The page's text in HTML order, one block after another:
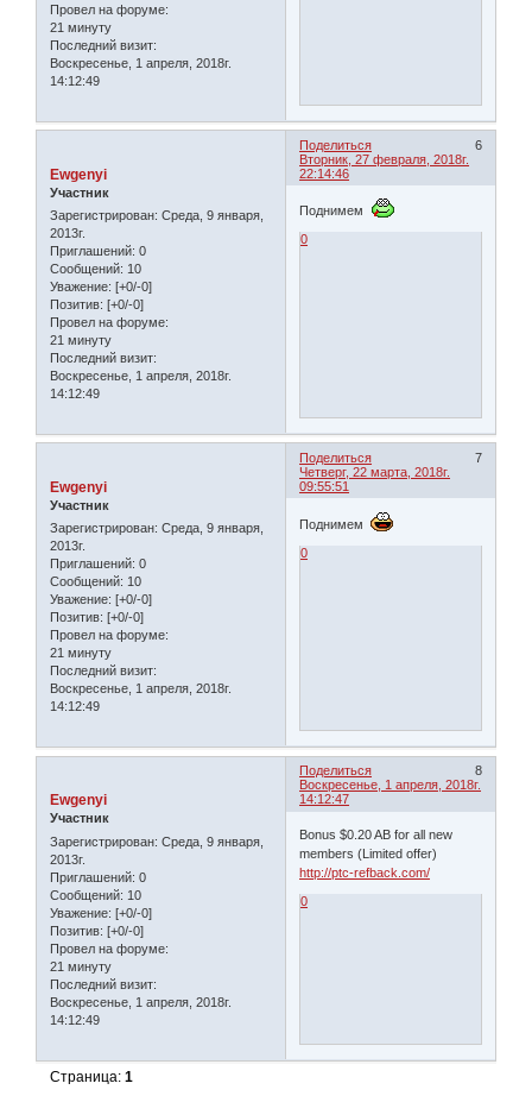
Провел на форуме:
21 минуту
Последний визит:
Воскресенье, 1 апреля, 2018г.
14:12:49
Поделиться
6
Вторник, 27 февраля, 2018г.
22:14:46
Ewgenyi
Участник
Зарегистрирован: Среда, 9 января,
2013г.
Приглашений: 0
Сообщений: 10
Уважение: [+0/-0]
Позитив: [+0/-0]
Провел на форуме:
21 минуту
Последний визит:
Воскресенье, 1 апреля, 2018г.
14:12:49
Поднимем
0
Поделиться
7
Четверг, 22 марта, 2018г.
09:55:51
Ewgenyi
Участник
Зарегистрирован: Среда, 9 января,
2013г.
Приглашений: 0
Сообщений: 10
Уважение: [+0/-0]
Позитив: [+0/-0]
Провел на форуме:
21 минуту
Последний визит:
Воскресенье, 1 апреля, 2018г.
14:12:49
Поднимем
0
Поделиться
8
Воскресенье, 1 апреля, 2018г.
14:12:47
Ewgenyi
Участник
Зарегистрирован: Среда, 9 января,
2013г.
Приглашений: 0
Сообщений: 10
Уважение: [+0/-0]
Позитив: [+0/-0]
Провел на форуме:
21 минуту
Последний визит:
Воскресенье, 1 апреля, 2018г.
14:12:49
Bonus $0.20 AB for all new
members (Limited offer)
http://ptc-refback.com/
0
Страница:1